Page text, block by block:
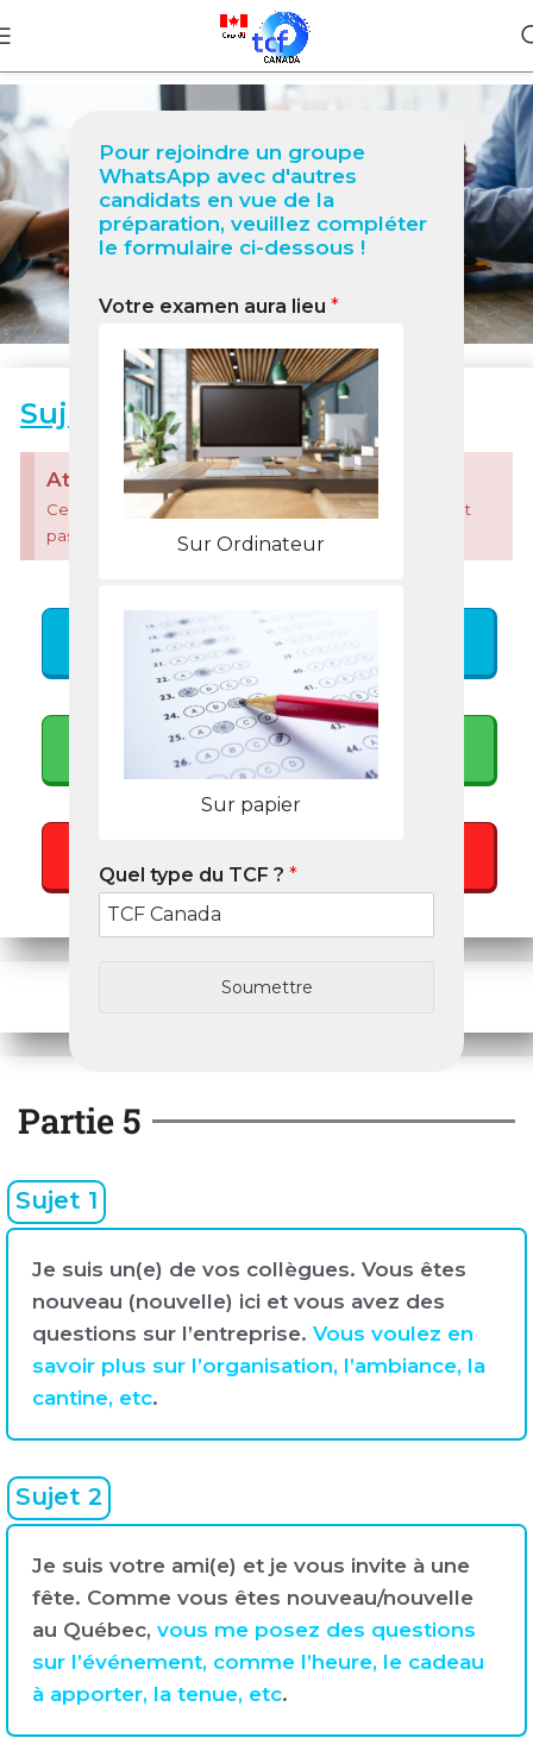
Pour rejoindre un groupe
WhatsApp avec d'autres
candidats en vue de la
préparation, veuillez compléter
le formulaire ci-dessous !
Votre examen aura lieu *
Sur Ordinateur
Sur papier
Quel type du TCF ? *
Soumettre
Mai 2025
Sujets d'actualité
Sujets d'actualités Mai 2025
Attention !
Ces contenus sont basés sur des sujets réels ! Ils ne sont
pas les originaux.
×
Corrections
Formations
Tâche 2
Partie 5
Sujet 1
Je suis un(e) de vos collègues. Vous êtes
nouveau (nouvelle) ici et vous avez des
questions sur l’entreprise. Vous voulez en
savoir plus sur l’organisation, l’ambiance, la
cantine, etc.
Sujet 2
Je suis votre ami(e) et je vous invite à une
fête. Comme vous êtes nouveau/nouvelle
au Québec, vous me posez des questions
sur l’événement, comme l’heure, le cadeau
à apporter, la tenue, etc.